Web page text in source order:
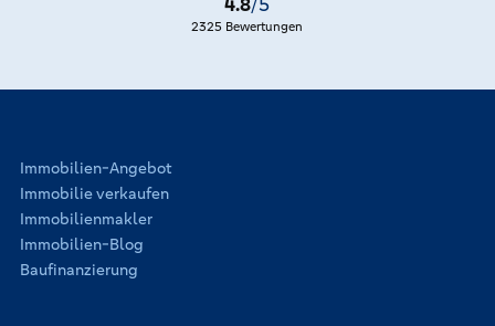
* Wir weisen darauf hin, dass Sie mit dem Klick die Seiten
2325 Bewertungen
Immobilien-Angebot
Immobilie verkaufen
Immobilienmakler
Immobilien-Blog
Baufinanzierung